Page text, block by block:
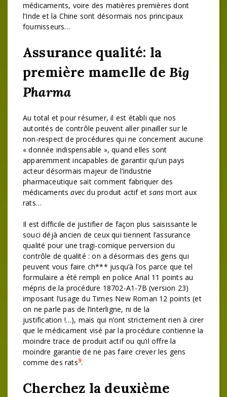
médicaments, voire des matières premières dont
l’Inde et la Chine sont désormais nos principaux
fournisseurs…
Assurance qualité: la
première mamelle de Big
Pharma
Au total et pour résumer, il est établi que nos
autorités de contrôle peuvent aller pinailler sur le
non-respect de procédures qui ne concernent aucune
« donnée indispensable », quand elles sont
apparemment incapables de garantir qu’un pays
acteur désormais majeur de l’industrie
pharmaceutique sait comment fabriquer des
médicamentsavecdu produit actif etsans mort aux
rats…
Il est difficile de justifier de façon plus saisissante le
souci déjà ancien de ceux qui tiennent l’assurance
qualité pour une tragi-comique perversion du
contrôle de qualité : on a désormais des gens qui
peuvent vous faire ch*** jusqu’à l’os parce que tel
formulaire a été rempli en police Arial 11 points au
mépris de la procédure 18702-A1-7B (version 23)
imposant l’usage du Times New Roman 12 points (et
on ne parle pas de l’interligne, ni de la
justification !…), mais qui n’ont strictement rien à cirer
que le médicament visé par la procédure contienne la
moindre trace de produit actif ou qu’il offre la
moindre garantie de ne pas faire crever les gens
comme des rats9.
Cherchez la deuxième